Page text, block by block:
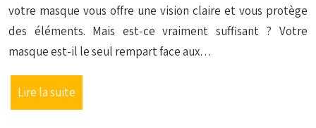
votre masque vous offre une vision claire et vous protège
des éléments. Mais est-ce vraiment suffisant ? Votre
masque est-il le seul rempart face aux…
Lire la suite